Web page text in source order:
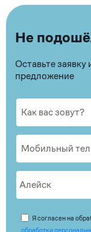
Не
Оставьте
предложение
Я согласен на
обработки